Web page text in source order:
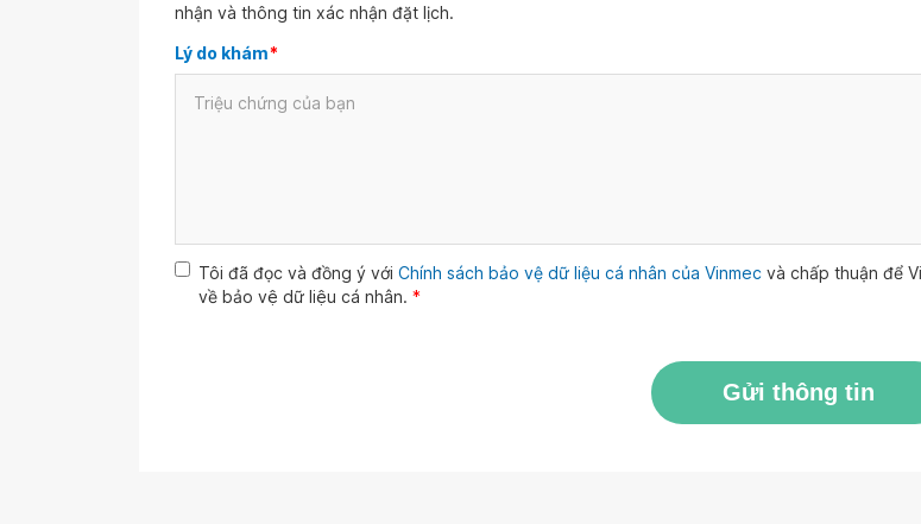
nhận và thông tin xác nhận đặt lịch.
Lý do khám*
Tôi đã đọc và đồng ý với Chính sách bảo vệ dữ liệu cá nhân của Vinmec và chấp thuận để
về bảo vệ dữ liệu cá nhân. *
Gửi thông tin